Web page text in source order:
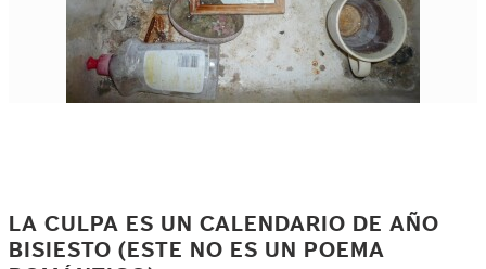
LA CULPA ES UN CALENDARIO DE AÑO
BISIESTO (ESTE NO ES UN POEMA